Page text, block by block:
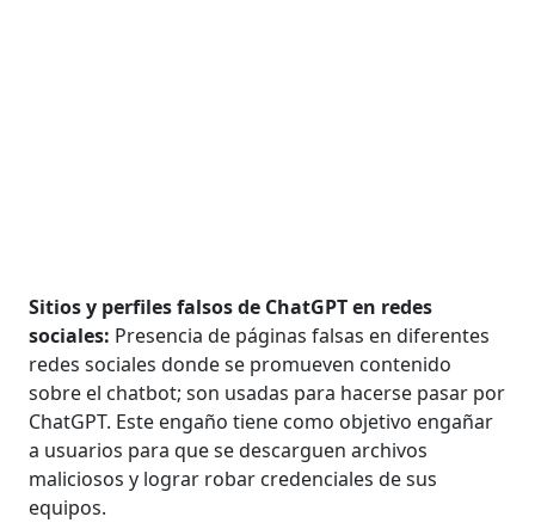
Sitios y perfiles falsos de ChatGPT en redes
sociales: Presencia de páginas falsas en diferentes
redes sociales donde se promueven contenido
sobre el chatbot; son usadas para hacerse pasar por
ChatGPT. Este engaño tiene como objetivo engañar
a usuarios para que se descarguen archivos
maliciosos y lograr robar credenciales de sus
equipos.